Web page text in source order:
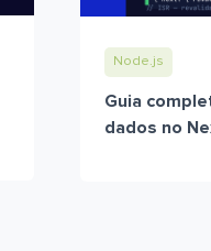
Node.js
Guia
dados no